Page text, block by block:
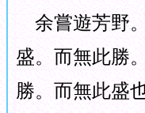
余嘗遊芳野
盛。而無此勝
勝。而無此盛也